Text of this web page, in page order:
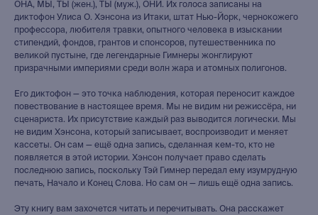
ОНА, МЫ, ТЫ (жен.), ТЫ (муж.), ОНИ. Их голоса записаны на
диктофон Улиса О. Хэнсона из Итаки, штат Нью-Йорк, чернокожего
профессора, любителя травки, опытного человека в изыскании
стипендий, фондов, грантов и спонсоров, путешественника по
великой пустыне, где легендарные Гимнеры жонглируют
призрачными империями среди волн жара и атомных полигонов.
Его диктофон — это точка наблюдения, которая переносит каждое
повествование в настоящее время. Мы не видим ни режиссёра, ни
сценариста. Их присутствие каждый раз выводится логически. Мы
не видим Хэнсона, который записывает, воспроизводит и меняет
кассеты. Он сам — ещё одна запись, сделанная кем-то, кто не
появляется в этой истории. Хэнсон получает право сделать
последнюю запись, поскольку Тэй Гимнер передал ему изумрудную
печать, Начало и Конец Слова. Но сам он — лишь ещё одна запись.
Эту книгу вам захочется читать и перечитывать. Она расскажет